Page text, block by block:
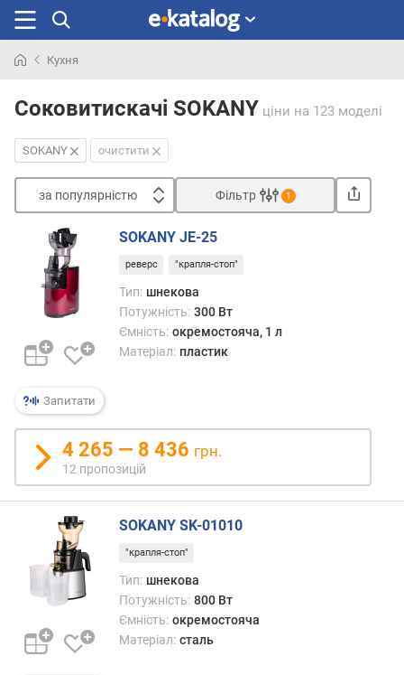
раніше
Кухня
Соковитискачі SOKANY ціни на 123 моделі
SOKANY очистити
за популярністю
а
п
о
у
л
р
н
с
д
д
е
ш
е
Фільтр 1
Запитати
SOKANY JE-25
реверс "крапля-стоп"
Тип: шнекова
Потужність: 300 Вт
Ємність: окремостояча, 1 л
Матеріал: пластик
4 265 — 8 436 грн.
12 пропозицій
SOKANY SK-01010
"крапля-стоп"
Тип: шнекова
Потужність: 800 Вт
Ємність: окремостояча
Матеріал: сталь